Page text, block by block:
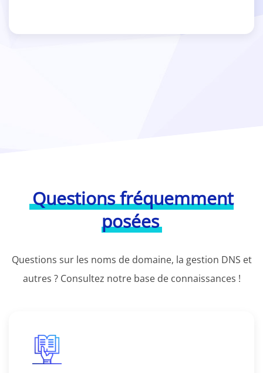
Questions fréquemment
posées
Questions sur les noms de domaine, la gestion DNS et
autres ? Consultez notre base de connaissances !